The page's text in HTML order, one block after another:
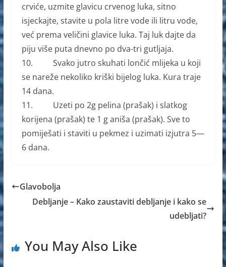
crviće, uzmite glavicu crvenog luka, sitno
isjeckajte, stavite u pola litre vode ili litru vode,
već prema veličini glavice luka. Taj luk dajte da
piju više puta dnevno po dva-tri gutljaja.
10. Svako jutro skuhati lončić mlijeka u koji
se nareže nekoliko kriški bijelog luka. Kura traje
14 dana.
11. Uzeti po 2g pelina (prašak) i slatkog
korijena (prašak) te 1 g aniša (prašak). Sve to
pomiješati i staviti u pekmez i uzimati izjutra 5—
6 dana.
Glavobolja
Debljanje – Kako zaustaviti debljanje i kako se
udebljati?
You May Also Like